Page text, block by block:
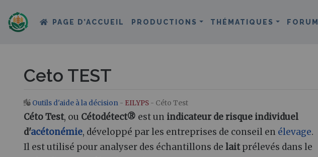
PAGE D’ACCUEIL PRODUCTIONS THÉMATIQUES FORUM
Ceto TEST
Aller à :navigation,rechercher
Outils d'aide à la décision - EILYPS - Céto Test
Céto Test, ou Cétodétect® est un indicateur de risque individuel
d'acétonémie, développé par les entreprises de conseil en élevage.
Il est utilisé pour analyser des échantillons de laitprélevés dans le